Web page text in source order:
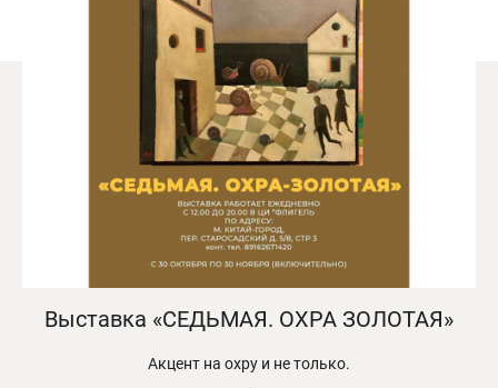
Выставка «СЕДЬМАЯ. ОХРА ЗОЛОТАЯ»
Акцент на охру и не только.